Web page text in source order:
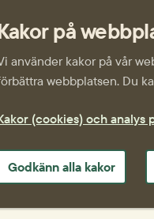
på
använder kakor på vår
webbplatsen. Du
(cookies) och analys
Godkänn alla kakor